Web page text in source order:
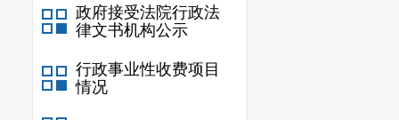
政府接受法院行政法
律文书机构公示
行政事业性收费项目
情况